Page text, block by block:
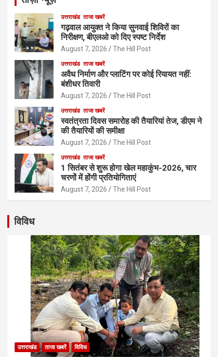
उत्तराखंड ताजा खबरें
गढ़वाल आयुक्त ने किया सुनवाई शिविरों का
निरीक्षण, बीएलओ को दिए स्पष्ट निर्देश
August 7, 2026 The Hill Post
उत्तराखंड ताजा खबरें
अवैध निर्माण और प्लाटिंग पर कोई रियायत नहीं:
बंशीधर तिवारी
August 7, 2026 The Hill Post
उत्तराखंड ताजा खबरें
स्वतंत्रता दिवस समारोह की तैयारियां तेज, डीएम ने
की तैयारियों की समीक्षा
August 7, 2026 The Hill Post
उत्तराखंड ताजा खबरें
1 सितंबर से शुरू होगा खेल महाकुंभ-2026, चार
चरणों में होंगी प्रतियोगिताएं
August 7, 2026 The Hill Post
विविध
उत्तराखंड ताजा खबरें विविध